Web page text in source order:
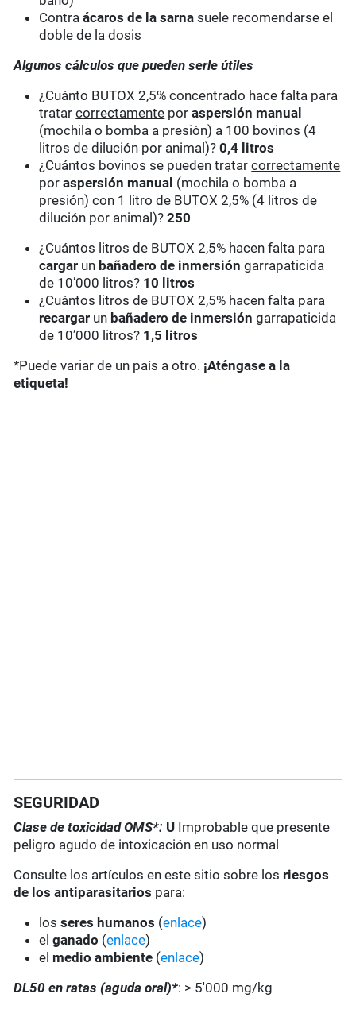
Contraácaros de la sarna suele recomendarse el
doble de la dosis
Algunos cálculos que pueden serle útiles
¿Cuánto BUTOX 2,5% concentrado hace falta para
tratarcorrectamente poraspersión manual
(mochila o bomba a presión) a 100 bovinos (4
litros de dilución por animal)?0,4 litros
¿Cuántos bovinos se pueden tratarcorrectamente
poraspersión manual (mochila o bomba a
presión) con 1 litro de BUTOX 2,5% (4 litros de
dilución por animal)? 250
¿Cuántos litros de BUTOX 2,5% hacen falta para
cargar un bañadero de inmersión garrapaticida
de 10’000 litros? 10 litros
¿Cuántos litros de BUTOX 2,5% hacen falta para
recargar un bañadero de inmersión garrapaticida
de 10’000 litros? 1,5 litros
*Puede variar de un país a otro. ¡Aténgase a la
etiqueta!
SEGURIDAD
Clase de toxicidad OMS*: U Improbable que presente
peligro agudo de intoxicación en uso normal
Consulte los artículos en este sitio sobre los riesgos
de los antiparasitarios para:
losseres humanos (enlace)
elganado (enlace)
el medio ambiente (enlace)
DL50 en ratas (aguda oral)*: > 5'000 mg/kg